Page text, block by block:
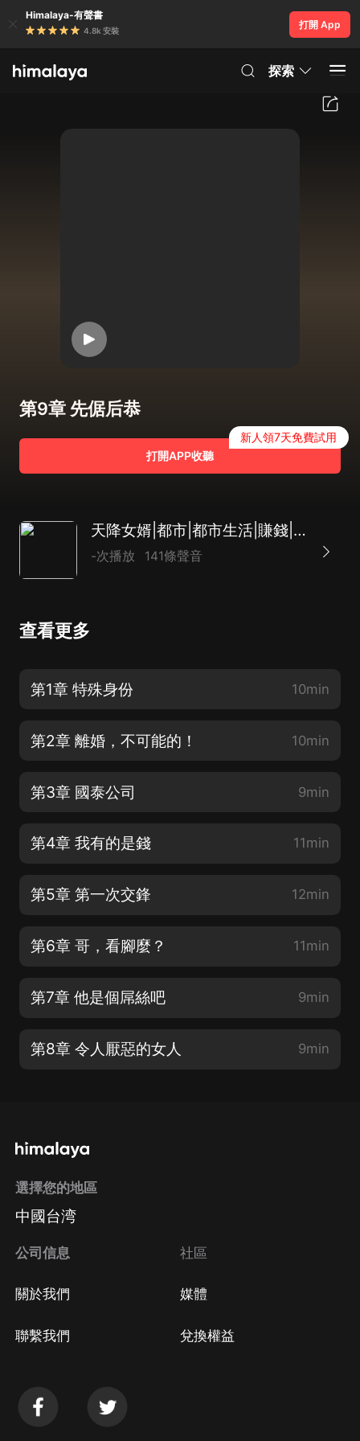
Himalaya-有聲書
4.8k 安裝
打開 App
探索
第9章 先倨后恭
打開APP收聽
新人領7天免費試用
天降女婿|都市|都市生活|賺錢|女婿文|AI專輯
-次播放 141條聲音
查看更多
第1章 特殊身份 10min
第2章 離婚，不可能的！ 10min
第3章 國泰公司 9min
第4章 我有的是錢 11min
第5章 第一次交鋒 12min
第6章 哥，看腳麼？ 11min
第7章 他是個屌絲吧 9min
第8章 令人厭惡的女人 9min
選擇您的地區
中國台湾
公司信息
關於我們
聯繫我們
社區
媒體
兌換權益